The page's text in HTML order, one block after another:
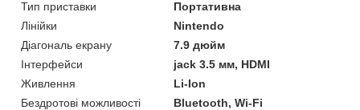
Тип приставки
Портативна
Лінійки
Nintendo
Діагональ екрану
7.9 дюйм
Інтерфейси
jack 3.5 мм, HDMI
Живлення
Li-Ion
Бездротові можливості
Bluetooth, Wi-Fi